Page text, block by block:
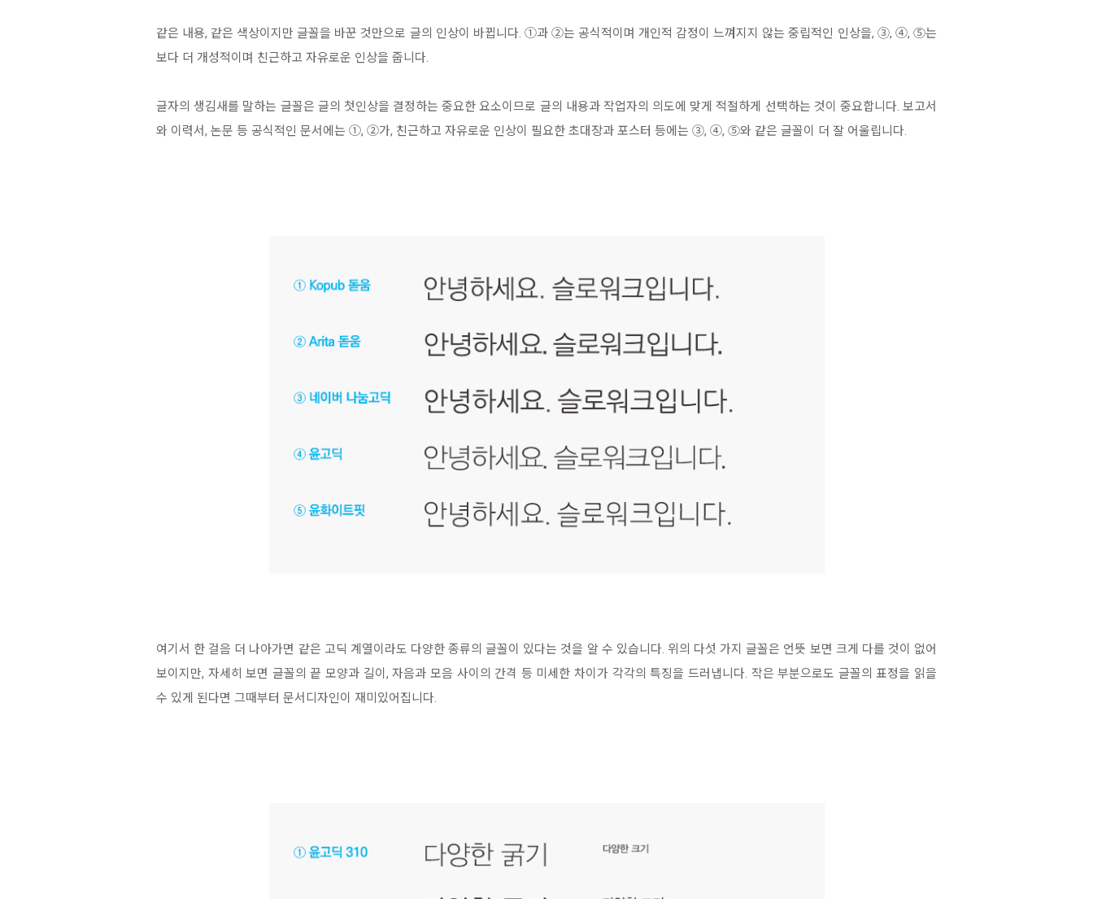
같은 내용, 같은 색상이지만 글꼴을 바꾼 것만으로 글의 인상이 바뀝니다. ①과 ②는 공식적이며 개인적 감정이 느껴지지 않는 중립적인 인상을, ③, ④, ⑤는
보다 더 개성적이며 친근하고 자유로운 인상을 줍니다.
글자의 생김새를 말하는 글꼴은 글의 첫인상을 결정하는 중요한 요소이므로 글의 내용과 작업자의 의도에 맞게 적절하게 선택하는 것이 중요합니다. 보고서
와 이력서, 논문 등 공식적인 문서에는 ①, ②가, 친근하고 자유로운 인상이 필요한 초대장과 포스터 등에는 ③, ④, ⑤와 같은 글꼴이 더 잘 어울립니다.
여기서 한 걸음 더 나아가면 같은 고딕 계열이라도 다양한 종류의 글꼴이 있다는 것을 알 수 있습니다. 위의 다섯 가지 글꼴은 언뜻 보면 크게 다를 것이 없어
보이지만, 자세히 보면 글꼴의 끝 모양과 길이, 자음과 모음 사이의 간격 등 미세한 차이가 각각의 특징을 드러냅니다. 작은 부분으로도 글꼴의 표정을 읽을
수 있게 된다면 그때부터 문서디자인이 재미있어집니다.